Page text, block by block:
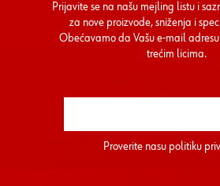
Prijavite se na našu mejling listu i
za nove proizvode, sniženja i
Obećavamo da Vašu e-mail
trećim licima.
Proverite nasu politiku